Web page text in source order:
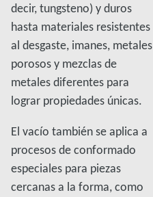
decir, tungsteno) y duros
hasta materiales resistentes
al desgaste, imanes, metales
porosos y mezclas de
metales diferentes para
lograr propiedades únicas.
El vacío también se aplica a
procesos de conformado
especiales para piezas
cercanas a la forma, como